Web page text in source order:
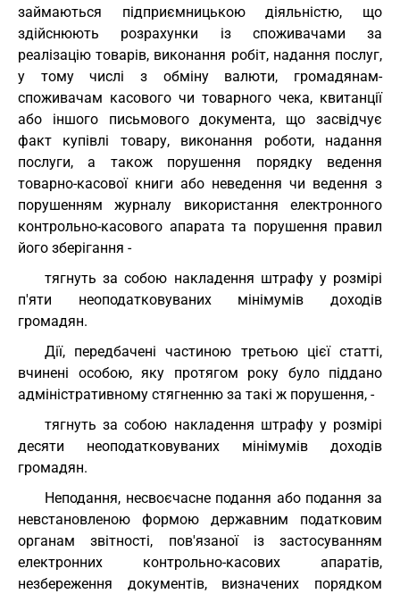
займаються підприємницькою діяльністю, що
здійснюють розрахунки із споживачами за
реалізацію товарів, виконання робіт, надання послуг,
у тому числі з обміну валюти, громадянам-
споживачам касового чи товарного чека, квитанції
або іншого письмового документа, що засвідчує
факт купівлі товару, виконання роботи, надання
послуги, а також порушення порядку ведення
товарно-касової книги або неведення чи ведення з
порушенням журналу використання електронного
контрольно-касового апарата та порушення правил
його зберігання -
тягнуть за собою накладення штрафу у розмірі
п'яти неоподатковуваних мінімумів доходів
громадян.
Дії, передбачені частиною третьою цієї статті,
вчинені особою, яку протягом року було піддано
адміністративному стягненню за такі ж порушення, -
тягнуть за собою накладення штрафу у розмірі
десяти неоподатковуваних мінімумів доходів
громадян.
Неподання, несвоєчасне подання або подання за
невстановленою формою державним податковим
органам звітності, пов'язаної із застосуванням
електронних контрольно-касових апаратів,
незбереження документів, визначених порядком